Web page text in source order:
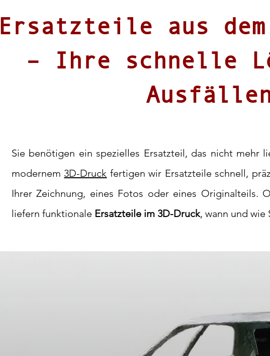
Ersatzteile aus dem
– Ihre schnelle
Sie benötigen ein spezielles Ersatzteil, das nicht mehr
modernem 3D-Druck fertigen wir Ersatzteile schnell,
Ihrer Zeichnung, eines Fotos oder eines Originalteils.
liefern funktionale Ersatzteile im 3D-Druck, wann und wie